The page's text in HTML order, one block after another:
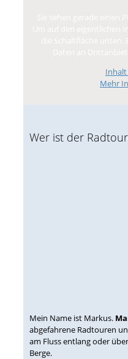
Mehr
Wer ist der
Mein Name ist Markus.
abgefahrene Radtouren
am Fluss entlang oder
Berge.